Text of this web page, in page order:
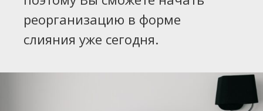
реорганизацию в форме
слияния уже сегодня.